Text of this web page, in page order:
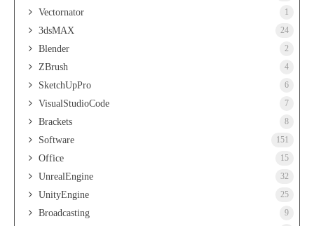
Vectornator 1
3dsMAX 24
Blender 2
ZBrush 4
SketchUpPro 6
VisualStudioCode 7
Brackets 8
Software 151
Office 15
UnrealEngine 32
UnityEngine 25
Broadcasting 9